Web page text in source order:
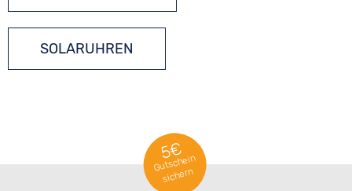
SOLARUHREN
5€
Gutschein
sichern